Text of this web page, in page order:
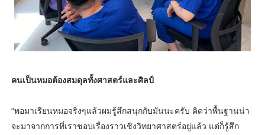
คนเป็นหมอต้องสมดุลทั้งศาสตร์และศิลป์
“พอมาเรียนหมอจริงๆแล้วผมรู้สึกสนุกกับมันนะครับ คิดว่าพื้นฐานน่า
จะมาจากการที่เราชอบเรื่องราวเชิงวิทยาศาสตร์อยู่แล้ว แต่ก็รู้สึก